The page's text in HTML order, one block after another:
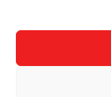
Δευ -